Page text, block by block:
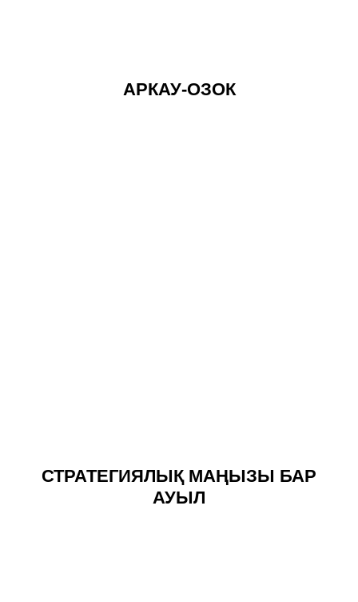
АРКАУ-ОЗОК
СТРАТЕГИЯЛЫҚ МАҢЫЗЫ БАР
АУЫЛ